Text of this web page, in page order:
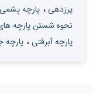
پرزدهی پارچه پشمی
نحوه شستن پارچه
پارچه آبرفتی
پارچه